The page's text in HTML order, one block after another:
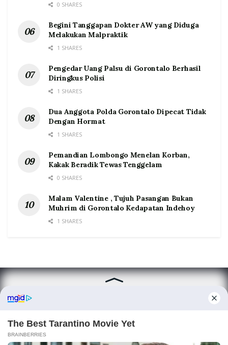
0 SHARES
Begini Tanggapan Dokter AW yang Diduga
Melakukan Malpraktik
1 SHARES
Pengedar Uang Palsu di Gorontalo Berhasil
Diringkus Polisi
1 SHARES
Dua Anggota Polda Gorontalo Dipecat Tidak
Dengan Hormat
1 SHARES
Pemandian Lombongo Menelan Korban,
Kakak Beradik Tewas Tenggelam
0 SHARES
Malam Valentine , Tujuh Pasangan Bukan
Muhrim di Gorontalo Kedapatan Indehoy
1 SHARES
Home Pedoman Media Siber